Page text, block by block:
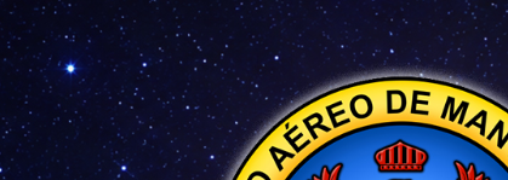
A
LA
NAVEGACIÓN